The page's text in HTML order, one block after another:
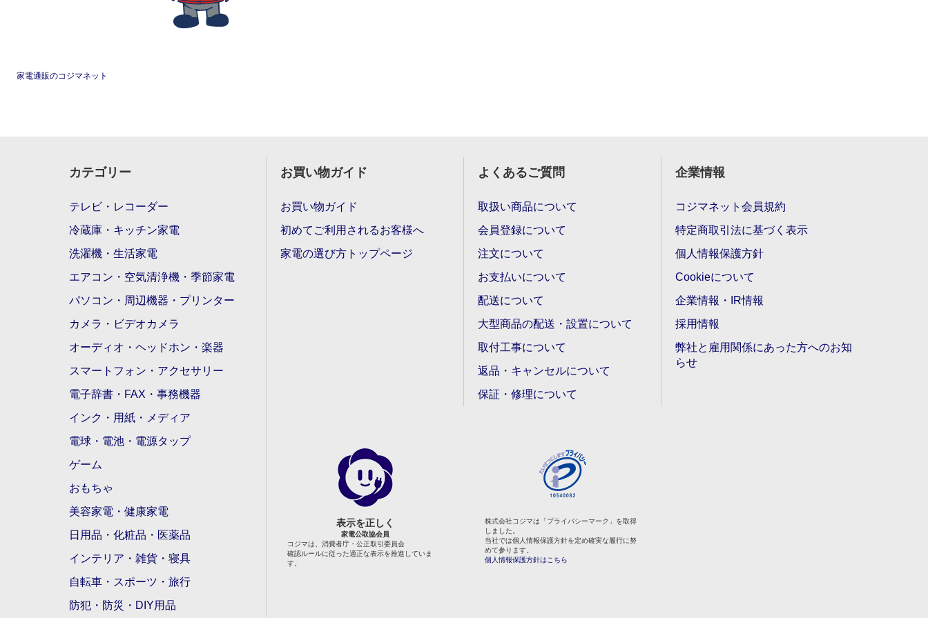
家電通販のコジマネット
カテゴリー
テレビ・レコーダー
冷蔵庫・キッチン家電
洗濯機・生活家電
エアコン・空気清浄機・季節家電
パソコン・周辺機器・プリンター
カメラ・ビデオカメラ
オーディオ・ヘッドホン・楽器
スマートフォン・アクセサリー
電子辞書・FAX・事務機器
インク・用紙・メディア
電球・電池・電源タップ
ゲーム
おもちゃ
美容家電・健康家電
日用品・化粧品・医薬品
インテリア・雑貨・寝具
自転車・スポーツ・旅行
防犯・防災・DIY用品
お買い物ガイド
お買い物ガイド
初めてご利用されるお客様へ
家電の選び方トップページ
よくあるご質問
取扱い商品について
会員登録について
注文について
お支払いについて
配送について
大型商品の配送・設置について
取付工事について
返品・キャンセルについて
保証・修理について
企業情報
コジマネット会員規約
特定商取引法に基づく表示
個人情報保護方針
Cookieについて
企業情報・IR情報
採用情報
弊社と雇用関係にあった方へのお知
らせ
表示を正しく
家電公取協会員
コジマは、消費者庁・公正取引委員会
確認ルールに従った適正な表示を推進していま
す。
株式会社コジマは「プライバシーマーク」を取得
しました。
当社では個人情報保護方針を定め確実な履行に努
めて参ります。
個人情報保護方針はこちら